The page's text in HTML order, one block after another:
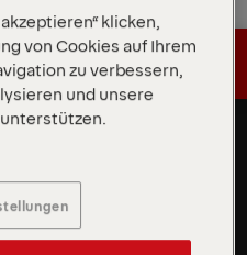
Angebot anfordern
im
ihrer gesamten 1.000-
Stabilität und
im 5-7,99-t-Segment.
klicken,
von Cookies auf Ihrem
zu verbessern,
und unsere